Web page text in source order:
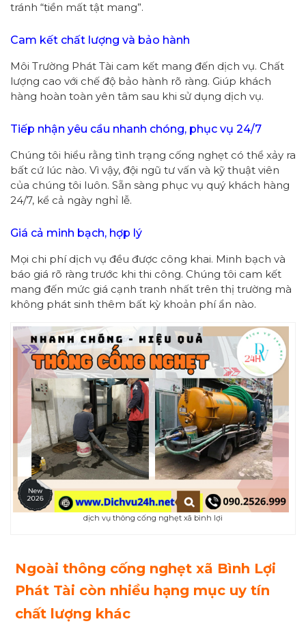
tránh “tiền mất tật mang”.
Cam kết chất lượng và bảo hành
Môi Trường Phát Tài cam kết mang đến dịch vụ. Chất
lượng cao với chế độ bảo hành rõ ràng. Giúp khách
hàng hoàn toàn yên tâm sau khi sử dụng dịch vụ.
Tiếp nhận yêu cầu nhanh chóng, phục vụ 24/7
Chúng tôi hiểu rằng tình trạng cống nghẹt có thể xảy ra
bất cứ lúc nào. Vì vậy, đội ngũ tư vấn và kỹ thuật viên
của chúng tôi luôn. Sẵn sàng phục vụ quý khách hàng
24/7, kể cả ngày nghỉ lễ.
Giá cả minh bạch, hợp lý
Mọi chi phí dịch vụ đều được công khai. Minh bạch và
báo giá rõ ràng trước khi thi công. Chúng tôi cam kết
mang đến mức giá cạnh tranh nhất trên thị trường mà
không phát sinh thêm bất kỳ khoản phí ẩn nào.
dịch vụ thông cống nghẹt xã bình lợi
Ngoài thông cống nghẹt xã Bình Lợi
Phát Tài còn nhiều hạng mục uy tín
chất lượng khác